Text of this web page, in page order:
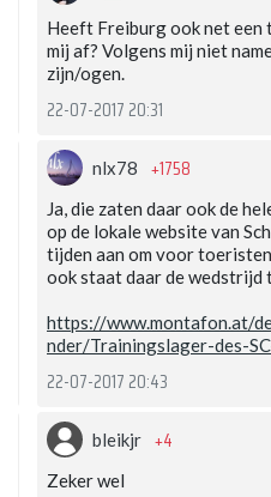
Heeft Freiburg ook net een
mij af? Volgens mij niet
zijn/ogen.
22-07-2017 20:31
nlx78 +1758
Ja, die zaten daar ook de
op de lokale website van
tijden aan om voor
ook staat daar de wedstrijd
https://www.montafon.at/
nder/Trainingslager-des-
22-07-2017 20:43
bleikjr +4
Zeker wel